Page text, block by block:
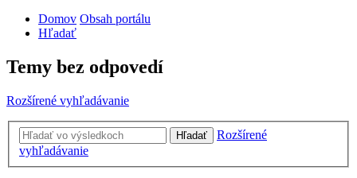
Domov Obsah portálu
Hľadať
Temy bez odpovedí
Rozšírené vyhľadávanie
Hľadať
Rozšírené
vyhľadávanie